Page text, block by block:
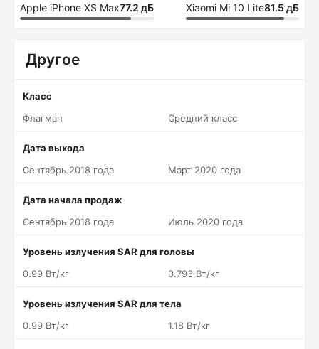
Apple iPhone XS Max77.2 дБ Xiaomi Mi 10 Lite81.5 дБ
Другое
Класс
Флагман
Средний класс
Дата выхода
Сентябрь 2018 года
Март 2020 года
Дата начала продаж
Сентябрь 2018 года
Июль 2020 года
Уровень излучения SAR для головы
0.99 Вт/кг
0.793 Вт/кг
Уровень излучения SAR для тела
0.99 Вт/кг
1.18 Вт/кг